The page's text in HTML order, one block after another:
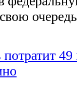
потратит